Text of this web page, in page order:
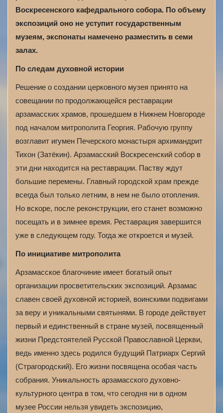
Воскресенского кафедрального собора. По объему
экспозиций оно не уступит государственным
музеям, экспонаты намечено разместить в семи
залах.
По следам духовной истории
Решение о создании церковного музея принято на
совещании по продолжающейся реставрации
арзамасских храмов, прошедшем в Нижнем Новгороде
под началом митрополита Георгия. Рабочую группу
возглавит игумен Печерского монастыря архимандрит
Тихон (Затёкин). Арзамасский Воскресенский собор в
эти дни находится на реставрации. Паству ждут
большие перемены. Главный городской храм прежде
всегда был только летним, в нем не было отопления.
Но вскоре, после реконструкции, его станет возможно
посещать и в зимнее время. Реставрация завершится
уже в следующем году. Тогда же откроется и музей.
По инициативе митрополита
Арзамасское благочиние имеет богатый опыт
организации просветительских экспозиций. Арзамас
славен своей духовной историей, воинскими подвигами
за веру и уникальными святынями. В городе действует
первый и единственный в стране музей, посвященный
жизни Предстоятелей Русской Православной Церкви,
ведь именно здесь родился будущий Патриарх Сергий
(Страгородский). Его жизни посвящена особая часть
собрания. Уникальность арзамасского духовно-
культурного центра в том, что сегодня ни в одном
музее России нельзя увидеть экспозицию,